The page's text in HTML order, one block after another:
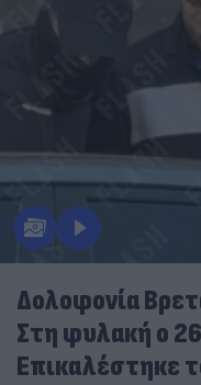
Δολοφονία
Στη φυλακή ο
Επικαλέστηκε